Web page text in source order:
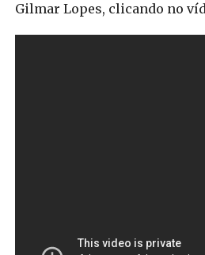
Gilmar Lopes, clicando no